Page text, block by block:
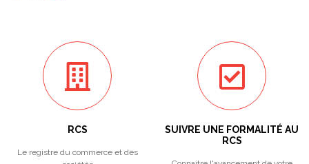
RCS
Le registre du commerce et des
SUIVRE UNE FORMALITÉ AU
RCS